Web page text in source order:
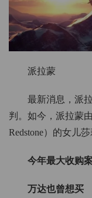
派拉蒙
最新消息，派
判。如今，派拉蒙
Redstone）的女儿
今年最大收购
万达也曾想买